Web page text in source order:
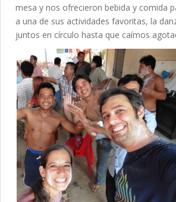
mesa y nos ofrecieron bebida y comida
a una de sus actividades favoritas, la
juntos en círculo hasta que caímos